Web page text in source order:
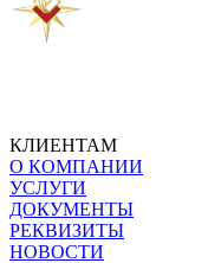
КЛИЕНТАМ
О КОМПАНИИ
УСЛУГИ
ДОКУМЕНТЫ
РЕКВИЗИТЫ
НОВОСТИ